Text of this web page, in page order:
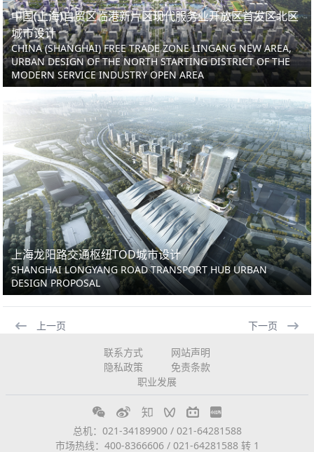
中国(上海)自贸区临港新片区现代服务业开放区首发区北区
城市设计
CHINA (SHANGHAI) FREE TRADE ZONE LINGANG NEW AREA,
URBAN DESIGN OF THE NORTH STARTING DISTRICT OF THE
MODERN SERVICE INDUSTRY OPEN AREA
上海龙阳路交通枢纽TOD城市设计
SHANGHAI LONGYANG ROAD TRANSPORT HUB URBAN
DESIGN PROPOSAL
上一页
下一页
联系方式
网站声明
隐私政策
免责条款
职业发展
总机：021-34189900 / 021-64281588
市场热线：400-8366606 / 021-64281588 转 1